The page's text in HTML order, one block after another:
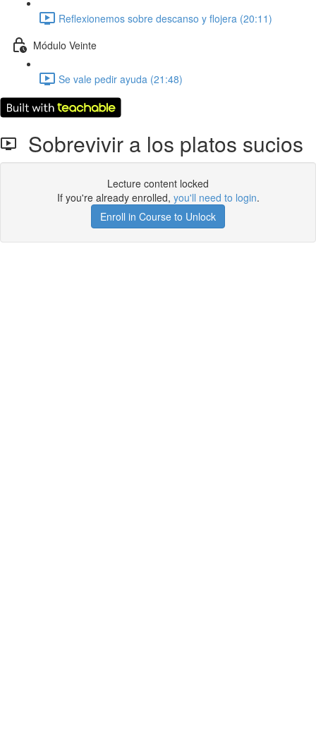
Reflexionemos sobre descanso y flojera (20:11)
Módulo Veinte
Se vale pedir ayuda (21:48)
Sobrevivir a los platos sucios
Lecture content locked
If you're already enrolled, you'll need to login.
Enroll in Course to Unlock